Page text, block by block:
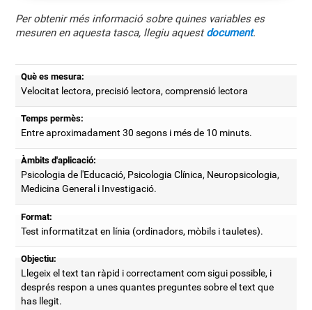
Per obtenir més informació sobre quines variables es
mesuren en aquesta tasca, llegiu aquestdocument.
Què es mesura:
Velocitat lectora, precisió lectora, comprensió lectora
Temps permès:
Entre aproximadament 30 segons i més de 10 minuts.
Àmbits d'aplicació:
Psicologia de l'Educació, Psicologia Clínica, Neuropsicologia,
Medicina General i Investigació.
Format:
Test informatitzat en línia (ordinadors, mòbils i tauletes).
Objectiu:
Llegeix el text tan ràpid i correctament com sigui possible, i
després respon a unes quantes preguntes sobre el text que
has llegit.